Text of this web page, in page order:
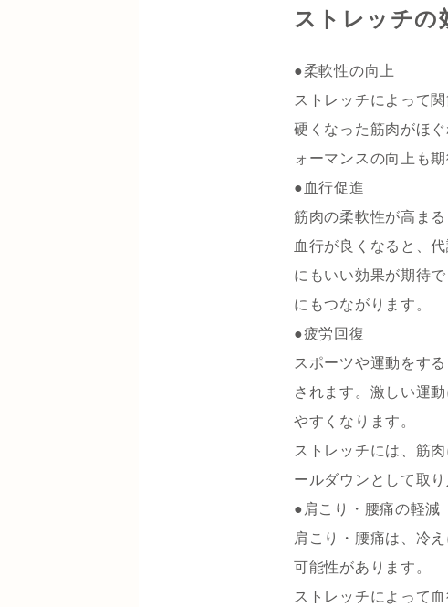
ストレッチの
●柔軟性の向上
ストレッチによって
硬くなった筋肉がほ
ォーマンスの向上も
●血行促進
筋肉の柔軟性が高ま
血行が良くなると、
にもいい効果が期待
にもつながります。
●疲労回復
スポーツや運動をす
されます。激しい運
やすくなります。
ストレッチには、筋
ールダウンとして取り
●肩こり・腰痛の軽減
肩こり・腰痛は、冷
可能性があります。
ストレッチによって